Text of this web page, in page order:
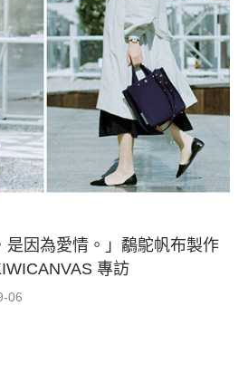
是因為愛情。」鷸鴕帆布製作
專訪
06